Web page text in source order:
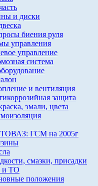
и диски
биения руля
управления
управление
система
и вентиляция
защита
эмали, цвета
ГСМ на 2005г
смазки, присадки
и ТО
положения